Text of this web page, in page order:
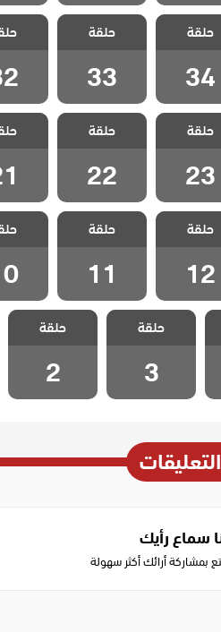
العشق
عناداً مدبلج
34
حلقة
34
مسلسل العشق
عناداً مدبلج
الحلقة 33
حلقة
33
مسلسل
العشق
عناداً مدبلج
23
حلقة
23
مسلسل العشق
عناداً مدبلج
الحلقة 22
حلقة
22
مسلسل
العشق
عناداً مدبلج
12
حلقة
12
مسلسل العشق
عناداً مدبلج
الحلقة 11
حلقة
11
مسلسل
مسلسل العشق
عناداً مدبلج
الحلقة 3
حلقة
3
مسلسل العشق
عناداً مدبلج
الحلقة 2
حلقة
2
التعليقات
سماع رأيك
بمشاركة أرائك أكثر سهولة